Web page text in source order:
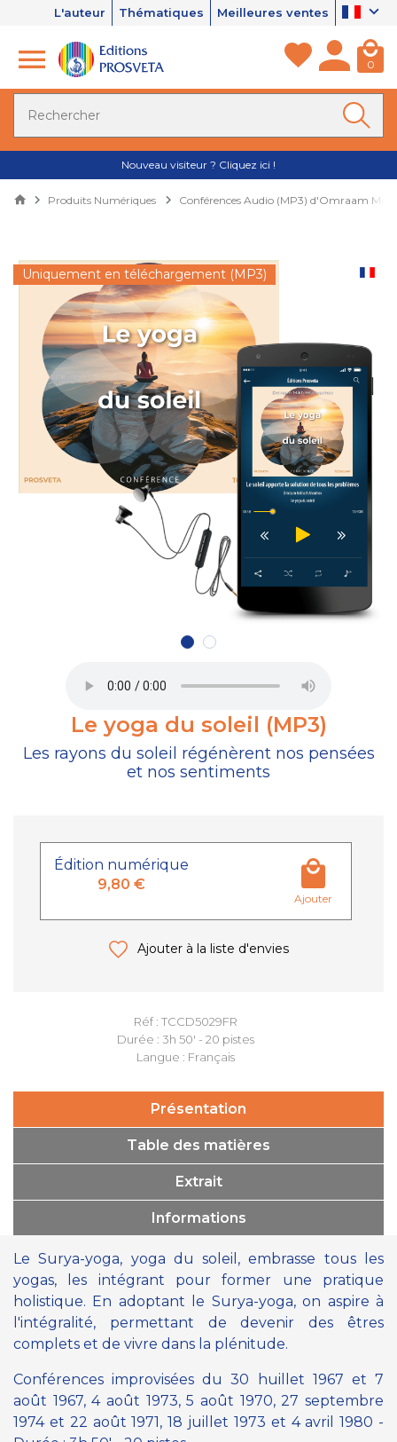
L'auteur Thématiques Meilleures ventes
0
Nouveau visiteur ? Cliquez ici !
Produits Numériques Conférences Audio (MP3) d'Omraam
Uniquement en téléchargement (MP3)
Le yoga du soleil (MP3)
Les rayons du soleil régénèrent nos pensées
et nos sentiments
Réf : TCCD5029FR
Durée : 3h 50' - 20 pistes
Langue : Français
Édition numérique
9,80 €
Ajouter
Ajouter à la liste d'envies
Présentation
Table des matières
Extrait
Informations
Le Surya-yoga, yoga du soleil, embrasse tous les
yogas, les intégrant pour former une pratique
holistique. En adoptant le Surya-yoga, on aspire à
l'intégralité, permettant de devenir des êtres
complets et de vivre dans la plénitude.
Conférences improvisées du 30 huillet 1967 et 7
août 1967, 4 août 1973, 5 août 1970, 27 septembre
1974 et 22 août 1971, 18 juillet 1973 et 4 avril 1980 -